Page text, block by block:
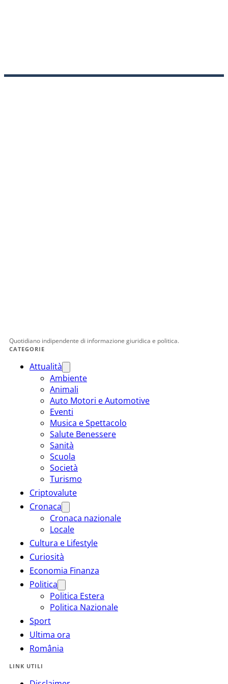
Quotidiano indipendente di informazione giuridica e politica.
CATEGORIE
Attualità
Ambiente
Animali
Auto Motori e Automotive
Eventi
Musica e Spettacolo
Salute Benessere
Sanità
Scuola
Società
Turismo
Criptovalute
Cronaca
Cronaca nazionale
Locale
Cultura e Lifestyle
Curiosità
Economia Finanza
Politica
Politica Estera
Politica Nazionale
Sport
Ultima ora
România
LINK UTILI